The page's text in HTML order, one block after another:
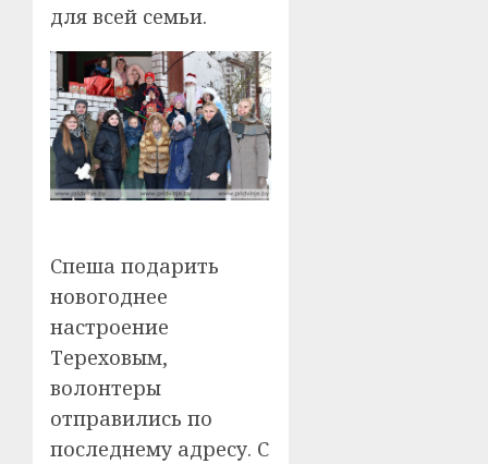
для всей семьи.
Спеша подарить
новогоднее
настроение
Тереховым,
волонтеры
отправились по
последнему адресу. С